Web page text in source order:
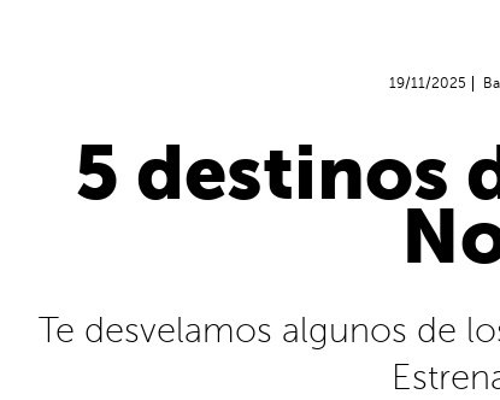
19/11/2025
5 destinos
Te desvelamos algunos de